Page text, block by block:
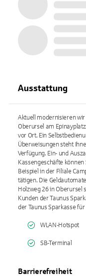
Ausstattung
Aktuell modernisieren
Oberursel am
vor Ort. Ein
Überweisungen steht
Verfügung. Ein- und
Kassengeschäfte
Beispiel in der Filiale
tätigen. Die
Holzweg 26 in Oberursel
Kunden der Taunus
der Taunus Sparkasse
WLAN-Hotspot
SB-Terminal
Barrierefreiheit